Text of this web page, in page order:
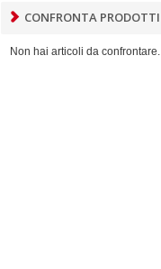
CONFRONTA PRODOTTI
Non hai articoli da confrontare.